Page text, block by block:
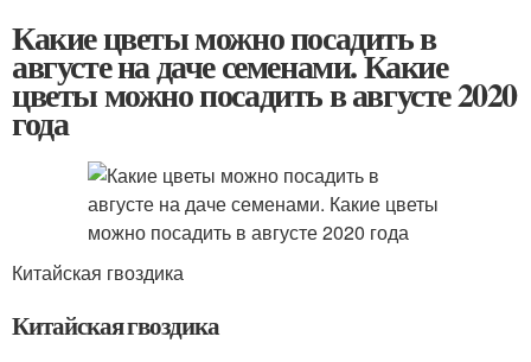
Какие цветы можно посадить в
августе на даче семенами. Какие
цветы можно посадить в августе 2020
года
Китайская гвоздика
Китайская гвоздика